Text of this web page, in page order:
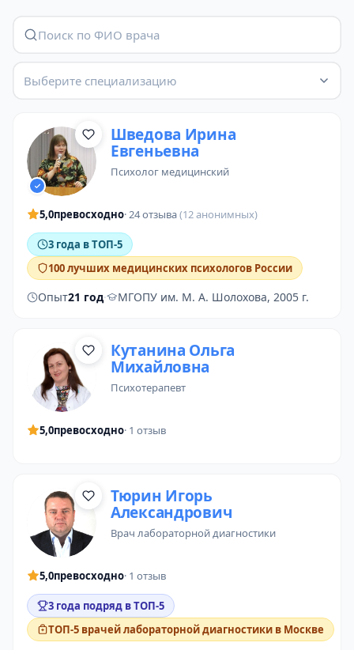
Выберите специализацию
Шведова Ирина
Евгеньевна
психолог медицинский
5,0превосходно· 24 отзыва(12 анонимных)
3 года в ТОП-5
100 лучших медицинских психологов России
Опыт21 год· МГОПУ им. М. А. Шолохова, 2005 г.
Кутанина Ольга
Михайловна
психотерапевт
5,0превосходно· 1 отзыв
Тюрин Игорь
Александрович
врач лабораторной диагностики
5,0превосходно· 1 отзыв
3 года подряд в ТОП-5
ТОП-5 врачей лабораторной диагностики в Москве